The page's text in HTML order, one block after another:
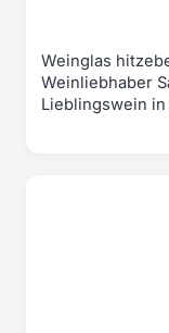
Weinglas
Weinliebhaber
Lieblingswein in